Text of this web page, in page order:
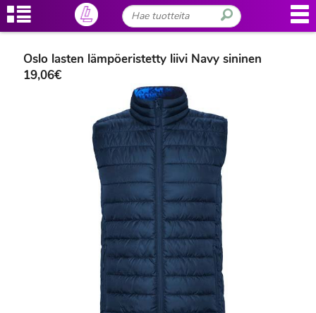
Oslo lasten lämpöeristetty liivi Navy sininen
19,06€